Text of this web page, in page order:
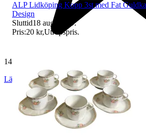
140 525 omdömen
Läs omdömen Följ
ALP Lidköping Kopp 3st med Fat
Design
Sluttid18 aug 21:59.
Pris:20 kr,Utropspris.